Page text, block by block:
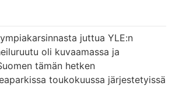
juttua YLE:n
oli kuvaamassa ja
tämän hetken
toukokuussa järjestetyissä